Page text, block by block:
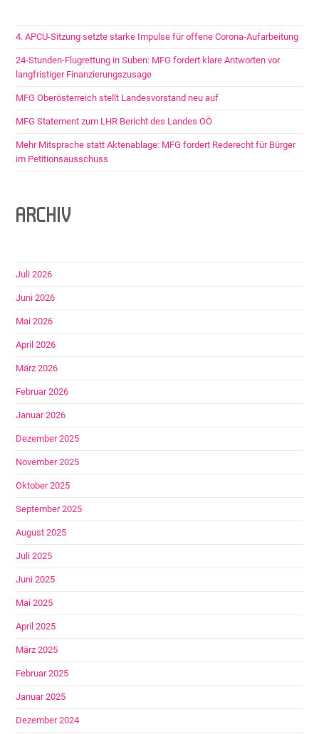
4. APCU-Sitzung setzte starke Impulse für offene Corona-Aufarbeitung
24-Stunden-Flugrettung in Suben: MFG fordert klare Antworten vor
langfristiger Finanzierungszusage
MFG Oberösterreich stellt Landesvorstand neu auf
MFG Statement zum LHR Bericht des Landes OÖ
Mehr Mitsprache statt Aktenablage: MFG fordert Rederecht für Bürger
im Petitionsausschuss
ARCHIV
Juli 2026
Juni 2026
Mai 2026
April 2026
März 2026
Februar 2026
Januar 2026
Dezember 2025
November 2025
Oktober 2025
September 2025
August 2025
Juli 2025
Juni 2025
Mai 2025
April 2025
März 2025
Februar 2025
Januar 2025
Dezember 2024